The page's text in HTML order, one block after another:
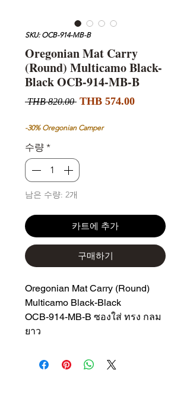
SKU: OCB-914-MB-B
Oregonian Mat Carry
(Round) Multicamo Black-
Black OCB-914-MB-B
THB 820.00 일
가
THB 574.00할
-30% Oregonian Camper
수량 *
남은 수량: 2개
카트에 추가
구매하기
Oregonian Mat Carry (Round)
Multicamo Black-Black
OCB-914-MB-B ซองใส่ ทรง กลม
ยาว